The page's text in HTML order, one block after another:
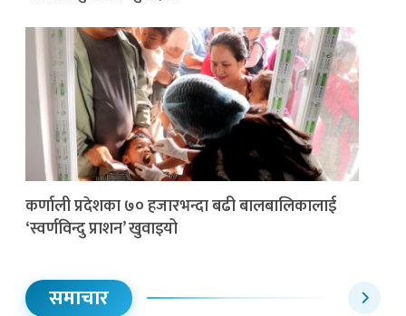
कर्णाली प्रदेशका ७० हजारभन्दा बढी बालबालिकालाई
‘स्वर्णविन्दु प्राशन’ खुवाइयो
समाचार